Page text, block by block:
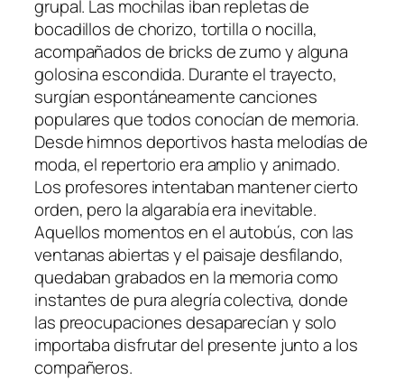
grupal. Las mochilas iban repletas de
bocadillos de chorizo, tortilla o nocilla,
acompañados de bricks de zumo y alguna
golosina escondida. Durante el trayecto,
surgían espontáneamente canciones
populares que todos conocían de memoria.
Desde himnos deportivos hasta melodías de
moda, el repertorio era amplio y animado.
Los profesores intentaban mantener cierto
orden, pero la algarabía era inevitable.
Aquellos momentos en el autobús, con las
ventanas abiertas y el paisaje desfilando,
quedaban grabados en la memoria como
instantes de pura alegría colectiva, donde
las preocupaciones desaparecían y solo
importaba disfrutar del presente junto a los
compañeros.